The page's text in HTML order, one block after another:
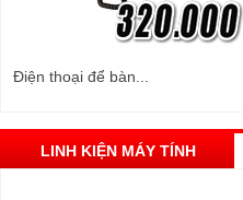
Điện thoại để bàn...
LINH KIỆN MÁY TÍNH